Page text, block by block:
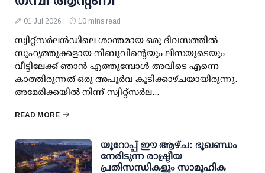
01 Jul 2026 10 mins read
സ്വിറ്റ്സർലൻഡിലെ ശാന്തമായ ഒരു ദിവസത്തിൽ
സുഹൃത്തുക്കളായ നിബുവിന്റെയും ലിസയുടെയും
വീട്ടിലേക്ക് ഞാൻ എത്തുമ്പോൾ അവിടെ എന്നെ
കാത്തിരുന്നത് ഒരു അപൂർവ കൂടിക്കാഴ്ചയായിരുന്നു.
അമേരിക്കയിൽ നിന്ന് സ്വിറ്റ്സർല...
READ MORE
യൂറോപ്പ് ഈ ആഴ്ച: ഭൂഖണ്ഡം
നേരിടുന്ന രാഷ്ട്രീയ
പ്രതിസന്ധികളും സാമൂഹിക